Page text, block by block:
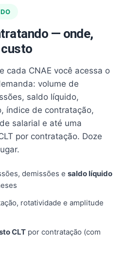
— onde,
custo
cada CNAE você acessa o
volume de
saldo líquido,
índice de contratação,
salarial e até uma
por contratação. Doze
demissões e saldo líquido
rotatividade e amplitude
CLT por contratação (com